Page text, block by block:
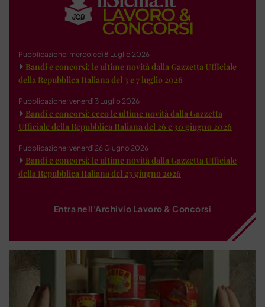
Pubblicazione: mercoledì 8 Luglio 2026
Bandi e concorsi: le ultime novità dalla Gazzetta Ufficiale
della Repubblica Italiana del 3 e 7 luglio 2026
Pubblicazione: venerdì 3 Luglio 2026
Bandi e concorsi: ecco le ultime novità dalla Gazzetta
Ufficiale della Repubblica Italiana del 26 e 30 giugno 2026
Pubblicazione: venerdì 26 Giugno 2026
Bandi e concorsi: le ultime novità dalla Gazzetta Ufficiale
della Repubblica Italiana del 23 giugno 2026
Entra nell'Archivio Lavoro & Concorsi